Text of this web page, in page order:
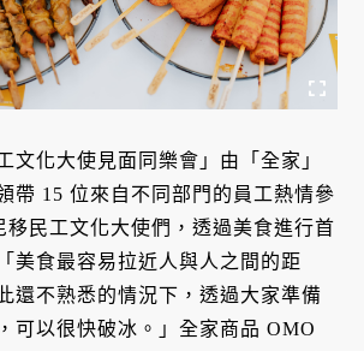
文化大使見面同樂會」由「全家」
帶 15 位來自不同部門的員工熱情參
移民工文化大使們，透過美食進行首
美食最容易拉近人與人之間的距
還不熟悉的情況下，透過大家準備
可以很快破冰。」全家商品 OMO